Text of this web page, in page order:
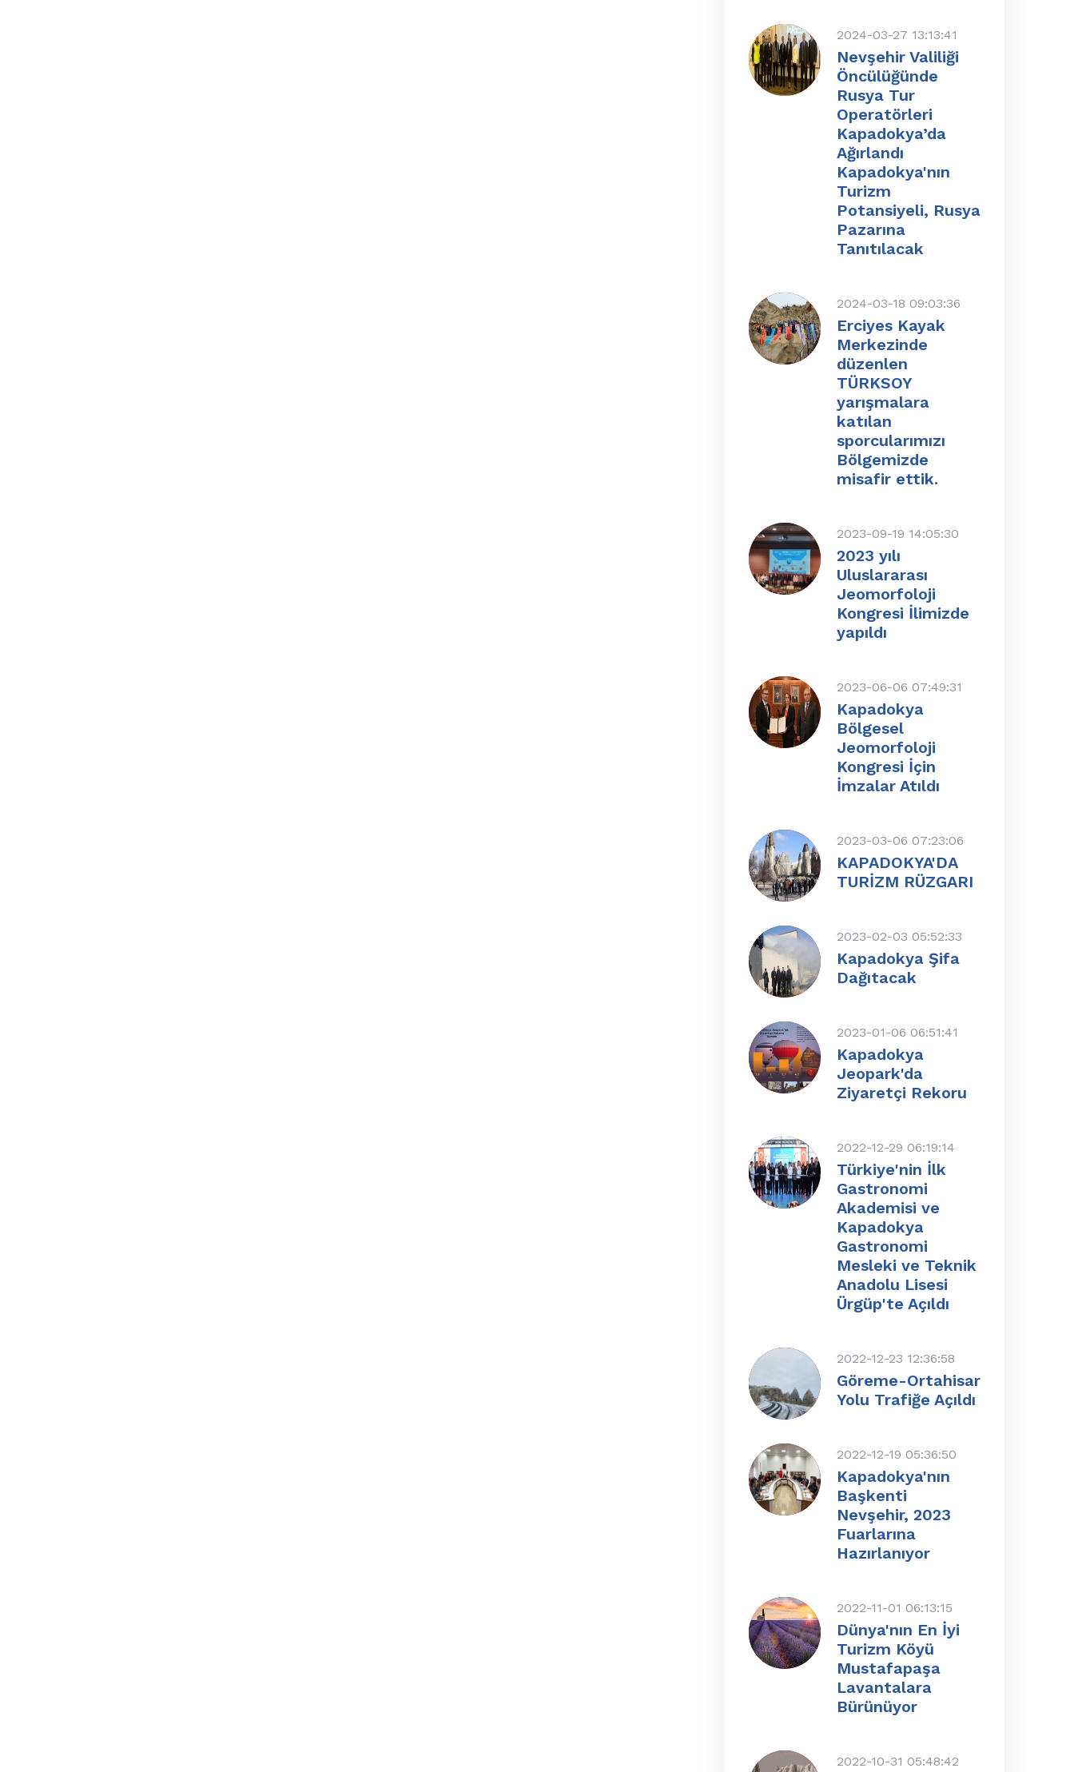
2024-03-27 13:13:41
Nevşehir Valiliği
Öncülüğünde
Rusya Tur
Operatörleri
Kapadokya’da
Ağırlandı
Kapadokya'nın
Turizm
Potansiyeli, Rusya
Pazarına
Tanıtılacak
2024-03-18 09:03:36
Erciyes Kayak
Merkezinde
düzenlen
TÜRKSOY
yarışmalara
katılan
sporcularımızı
Bölgemizde
misafir ettik.
2023-09-19 14:05:30
2023 yılı
Uluslararası
Jeomorfoloji
Kongresi İlimizde
yapıldı
2023-06-06 07:49:31
Kapadokya
Bölgesel
Jeomorfoloji
Kongresi İçin
İmzalar Atıldı
2023-03-06 07:23:06
KAPADOKYA'DA
TURİZM RÜZGARI
2023-02-03 05:52:33
Kapadokya Şifa
Dağıtacak
2023-01-06 06:51:41
Kapadokya
Jeopark'da
Ziyaretçi Rekoru
2022-12-29 06:19:14
Türkiye'nin İlk
Gastronomi
Akademisi ve
Kapadokya
Gastronomi
Mesleki ve Teknik
Anadolu Lisesi
Ürgüp'te Açıldı
2022-12-23 12:36:58
Göreme-Ortahisar
Yolu Trafiğe Açıldı
2022-12-19 05:36:50
Kapadokya'nın
Başkenti
Nevşehir, 2023
Fuarlarına
Hazırlanıyor
2022-11-01 06:13:15
Dünya'nın En İyi
Turizm Köyü
Mustafapaşa
Lavantalara
Bürünüyor
2022-10-31 05:48:42